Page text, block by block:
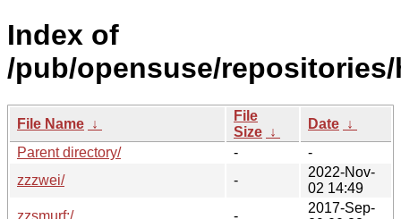
Index of
/pub/opensuse/
File Name ↓
File
Size ↓
Date ↓
Parent directory/
-
-
zzzwei/
-
2022-Nov-
02 14:49
zzsmurf:/
-
2017-Sep-